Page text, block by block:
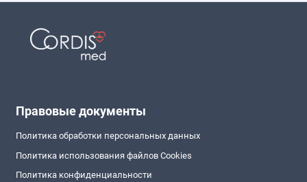
Правовые документы
Политика обработки персональных данных
Политика использования файлов Cookies
Политика конфиденциальности